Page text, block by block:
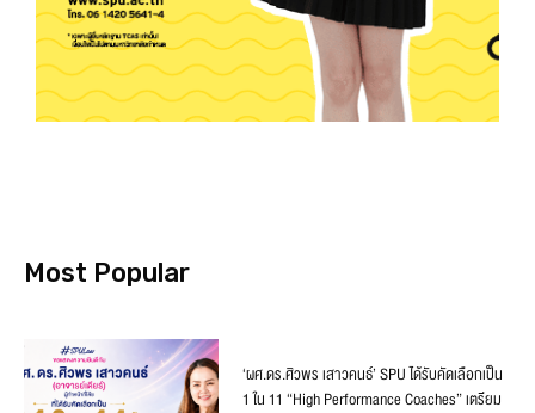
Most Popular
‘ผศ.ดร.ศิวพร เสาวคนธ์’ SPU ได้รับคัดเลือกเป็น
1 ใน 11 “High Performance Coaches” เตรียม